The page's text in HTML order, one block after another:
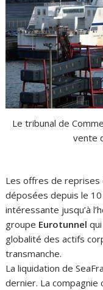
Le tribunal de
vente
Les offres de reprises
déposées depuis le
intéressante jusqu’à
groupe Eurotunnel
globalité des actifs
transmanche.
La liquidation de
dernier. La